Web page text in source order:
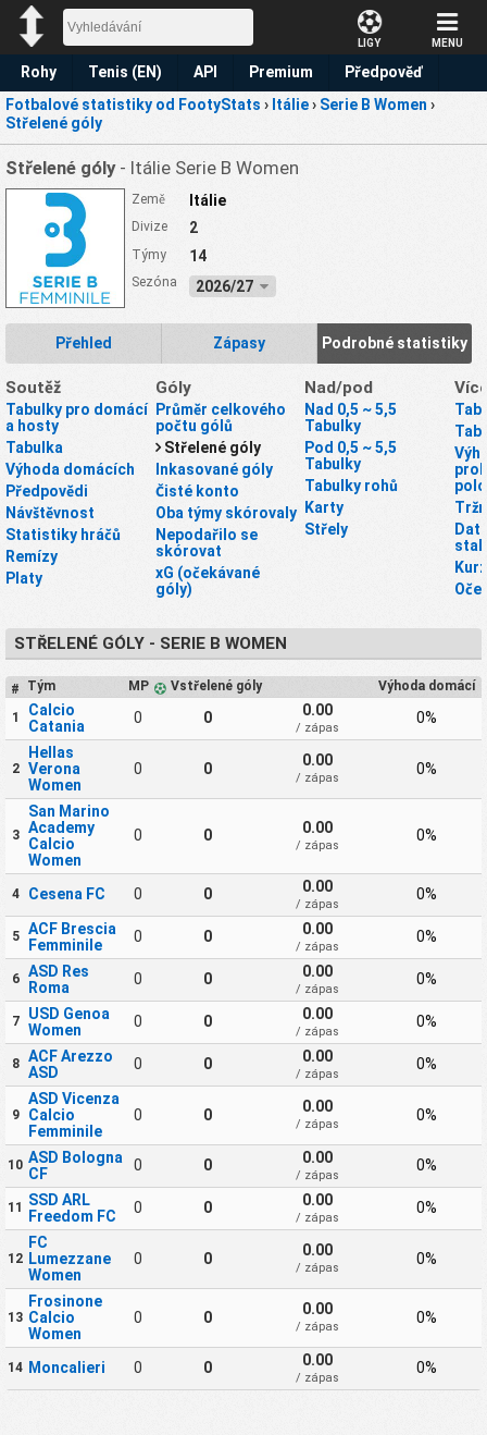
LIGY MENU
Rohy Tenis (EN) API Premium
Předpověď
Fotbalové statistiky od FootyStats › Itálie› Serie B Women ›
Střelené góly
Střelené góly - Itálie Serie B Women
Země Itálie
Divize 2
Týmy 14
Sezóna 2026/27
Přehled Zápasy Podrobné statistiky
Soutěž
Tabulky pro domácí
a hosty
Tabulka
Výhoda domácích
Předpovědi
Návštěvnost
Statistiky hráčů
Remízy
Platy
Góly
Průměr celkového
počtu gólů
Střelené góly
Inkasované góly
Čisté konto
Oba týmy skórovaly
Nepodařilo se
skórovat
xG (očekávané
góly)
Nad/pod
Nad 0,5 ~ 5,5
Tabulky
Pod 0,5 ~ 5,5
Tabulky
Tabulky rohů
Karty
Střely
STŘELENÉ GÓLY - SERIE B WOMEN
# Tým MP Vstřelené góly Výhoda domácí
1
Calcio
Catania
0 0 0.00
/ zápas
0%
2
Hellas
Verona
Women
0 0 0.00
/ zápas
0%
3
San Marino
Academy
Calcio
Women
0 0 0.00
/ zápas
0%
4 Cesena FC 0 0 0.00
/ zápas
0%
5
ACF Brescia
Femminile
0 0 0.00
/ zápas
0%
6
ASD Res
Roma
0 0 0.00
/ zápas
0%
7
USD Genoa
Women
0 0 0.00
/ zápas
0%
8
ACF Arezzo
ASD
0 0 0.00
/ zápas
0%
9
ASD Vicenza
Calcio
Femminile
0 0 0.00
/ zápas
0%
10 ASD Bologna
CF
0 0 0.00
/ zápas
0%
11 SSD ARL
Freedom FC
0 0 0.00
/ zápas
0%
12
FC
Lumezzane
Women
0 0 0.00
/ zápas
0%
13
Frosinone
Calcio
Women
0 0 0.00
/ zápas
0%
14 Moncalieri 0 0 0.00
/ zápas
0%